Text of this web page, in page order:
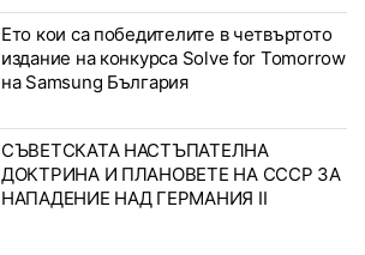
Ето кои са победителите в четвъртото
издание на конкурса Solve for Tomorrow
на Samsung България
СЪВЕТСКАТА НАСТЪПАТЕЛНА
ДОКТРИНА И ПЛАНОВЕТЕ НА СССР ЗА
НАПАДЕНИЕ НАД ГЕРМАНИЯ II